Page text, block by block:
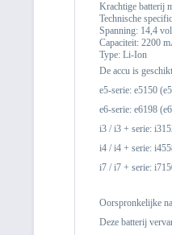
Krachtige batterij
Technische
Spanning: 14,4
Capaciteit: 2200
Type: Li-Ion
De accu is
e5-serie: e5150
e6-serie: e6198
i3 / i3 + serie:
i4 / i4 + serie:
i7 / i7 + serie:
Oorspronkelijke
Deze batterij